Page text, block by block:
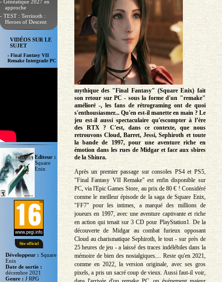
- Généatique 2027 en
approche
- TEST : Terrinoth :
Heroes of Descent
VIDÉOS SUR LE
SUJET
› Final Fantasy VII
Remake Intergrade PC
Site officiel
Editeur :
Square
Enix
Développeur :Square
Enix
Date de sortie :
décembre 2021
Genre :J RPG
mythique des "Final Fantasy" (Square Enix) fait
son retour sur PC - sous la forme d'un "remake"
amélioré -, les fans de rétrograming ont de quoi
s'enthousiasmer... Qu'en est-il manette en main ? Le
jeu est-il aussi spectaculaire qu'escompter à l’ère
des RTX ? C'est, dans ce contexte, que nous
retrouvons Cloud, Barret, Jessi, Sephiroth et toute
la bande de 1997, pour une aventure riche en
émotion dans les rues de Midgar et face aux sbires
de la Shinra.
Après un premier passage sur consoles PS4 et PS5,
"Final Fantasy VII Remake" est enfin disponible sur
PC, via l'Epic Games Store, au prix de 80 € ! Considéré
comme le meilleur épisode de la saga de Square Enix,
"FF7" pour les intimes, a marqué des millions de
joueurs en 1997, avec une aventure captivante et riche
en action qui tenait sur 3 CD pour PlayStation1. De la
découverte de Midgar au combat furieux opposant
Cloud au charismatique Sephiroth, le tout - sur près de
25 heures de jeu - a laissé des traces indélébiles dans la
mémoire de bien des nostalgiques.... Reste qu'en 2021,
comme en 2022, la version originale, avec ses gros
pixels, a pris un sacré coup de vieux. Aussi faut-il voir,